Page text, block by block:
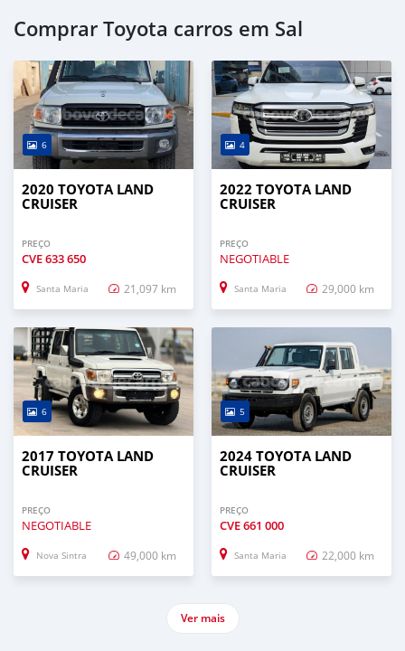
Comprar Toyota carros em Sal
6
2020 TOYOTA LAND
CRUISER
PREÇO
CVE633 650
Santa Maria 21,097 km
4
2022 TOYOTA LAND
CRUISER
PREÇO
NEGOTIABLE
Santa Maria 29,000 km
6
2017 TOYOTA LAND
CRUISER
PREÇO
NEGOTIABLE
Nova Sintra 49,000 km
5
2024 TOYOTA LAND
CRUISER
PREÇO
CVE661 000
Santa Maria 22,000 km
Ver mais